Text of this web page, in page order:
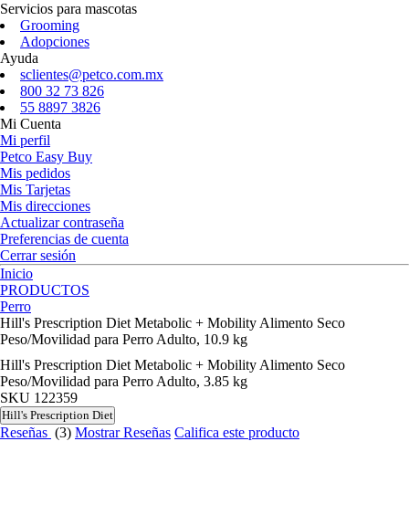
Servicios para mascotas
Grooming
Adopciones
Ayuda
sclientes@petco.com.mx
800 32 73 826
55 8897 3826
Mi Cuenta
Mi perfil
Petco Easy Buy
Mis pedidos
Mis Tarjetas
Mis direcciones
Actualizar contraseña
Preferencias de cuenta
Cerrar sesión
Inicio
PRODUCTOS
Perro
Hill's Prescription Diet Metabolic + Mobility Alimento Seco
Peso/Movilidad para Perro Adulto, 10.9 kg
Hill's Prescription Diet Metabolic + Mobility Alimento Seco
Peso/Movilidad para Perro Adulto, 3.85 kg
SKU 122359
Hill's Prescription Diet
Reseñas (3) Mostrar Reseñas Califica este producto